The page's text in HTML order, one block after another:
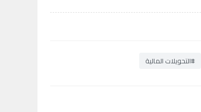
#التحويلات المالية